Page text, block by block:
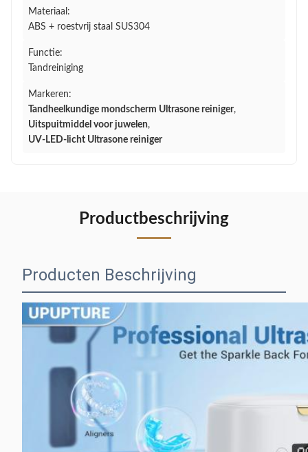
Materiaal:
ABS + roestvrij staal SUS304
Functie:
Tandreiniging
Markeren:
Tandheelkundige mondscherm Ultrasone reiniger,
Uitspuitmiddel voor juwelen,
UV-LED-licht Ultrasone reiniger
Productbeschrijving
Producten Beschrijving